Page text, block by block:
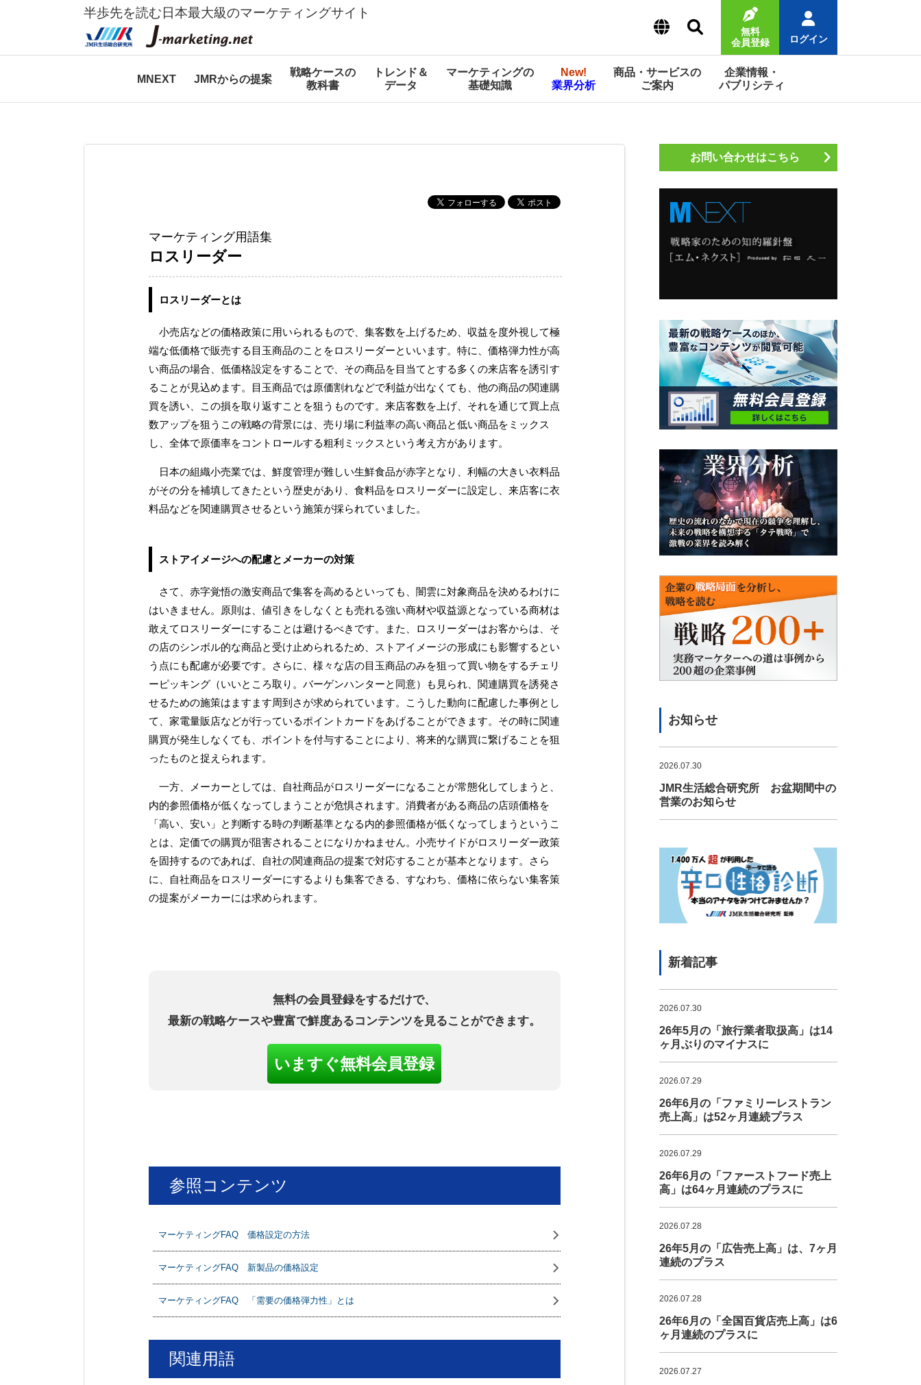
半歩先を読む日本最大級のマーケティングサイト
無料
会員登録
ログイン
MNEXT JMRからの提案
戦略ケースの
教科書
トレンド＆
データ
マーケティングの
基礎知識
New!
業界分析
商品・サービスの
ご案内
企業情報・
パブリシティ
マーケティング用語集
ロスリーダー
ロスリーダーとは
小売店などの価格政策に用いられるもので、集客数を上げるため、収益を度外視して極
端な低価格で販売する目玉商品のことをロスリーダーといいます。特に、価格弾力性が高
い商品の場合、低価格設定をすることで、その商品を目当てとする多くの来店客を誘引す
ることが見込めます。目玉商品では原価割れなどで利益が出なくても、他の商品の関連購
買を誘い、この損を取り返すことを狙うものです。来店客数を上げ、それを通じて買上点
数アップを狙うこの戦略の背景には、売り場に利益率の高い商品と低い商品をミックス
し、全体で原価率をコントロールする粗利ミックスという考え方があります。
日本の組織小売業では、鮮度管理が難しい生鮮食品が赤字となり、利幅の大きい衣料品
がその分を補填してきたという歴史があり、食料品をロスリーダーに設定し、来店客に衣
料品などを関連購買させるという施策が採られていました。
ストアイメージへの配慮とメーカーの対策
さて、赤字覚悟の激安商品で集客を高めるといっても、闇雲に対象商品を決めるわけに
はいきません。原則は、値引きをしなくとも売れる強い商材や収益源となっている商材は
敢えてロスリーダーにすることは避けるべきです。また、ロスリーダーはお客からは、そ
の店のシンボル的な商品と受け止められるため、ストアイメージの形成にも影響するとい
う点にも配慮が必要です。さらに、様々な店の目玉商品のみを狙って買い物をするチェリ
ーピッキング（いいところ取り。バーゲンハンターと同意）も見られ、関連購買を誘発さ
せるための施策はますます周到さが求められています。こうした動向に配慮した事例とし
て、家電量販店などが行っているポイントカードをあげることができます。その時に関連
購買が発生しなくても、ポイントを付与することにより、将来的な購買に繋げることを狙
ったものと捉えられます。
一方、メーカーとしては、自社商品がロスリーダーになることが常態化してしまうと、
内的参照価格が低くなってしまうことが危惧されます。消費者がある商品の店頭価格を
「高い、安い」と判断する時の判断基準となる内的参照価格が低くなってしまうというこ
とは、定価での購買が阻害されることになりかねません。小売サイドがロスリーダー政策
を固持するのであれば、自社の関連商品の提案で対応することが基本となります。さら
に、自社商品をロスリーダーにするよりも集客できる、すなわち、価格に依らない集客策
の提案がメーカーには求められます。
無料の会員登録をするだけで、
最新の戦略ケースや豊富で鮮度あるコンテンツを見ることができます。
いますぐ無料会員登録
参照コンテンツ
マーケティングFAQ 価格設定の方法
マーケティングFAQ 新製品の価格設定
マーケティングFAQ 「需要の価格弾力性」とは
関連用語
お問い合わせはこちら
お知らせ
2026.07.30
JMR生活総合研究所 お盆期間中の
営業のお知らせ
新着記事
2026.07.30
26年5月の「旅行業者取扱高」は14
ヶ月ぶりのマイナスに
2026.07.29
26年6月の「ファミリーレストラン
売上高」は52ヶ月連続プラス
2026.07.29
26年6月の「ファーストフード売上
高」は64ヶ月連続のプラスに
2026.07.28
26年5月の「広告売上高」は、7ヶ月
連続のプラス
2026.07.28
26年6月の「全国百貨店売上高」は6
ヶ月連続のプラスに
2026.07.27